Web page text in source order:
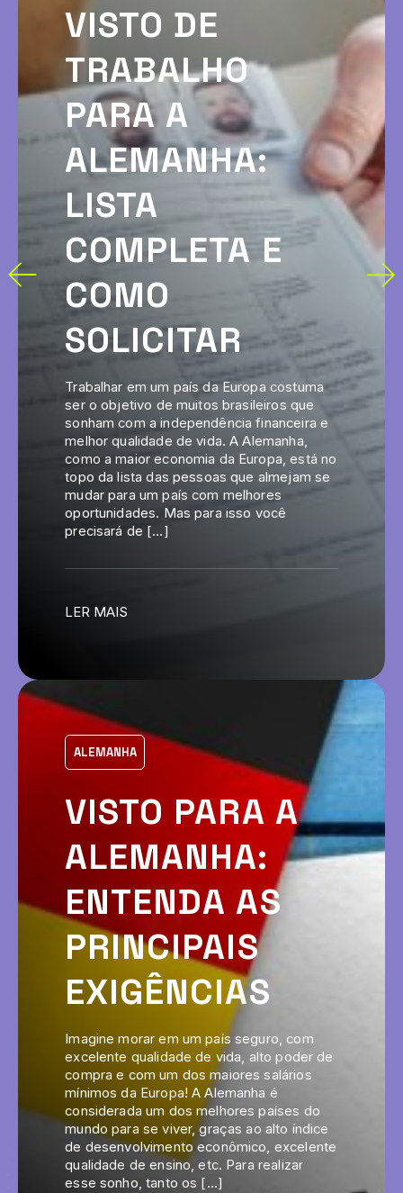
VISTO DE
TRABALHO
PARA A
ALEMANHA:
LISTA
COMPLETA E
COMO
SOLICITAR
Trabalhar em um país da Europa costuma
ser o objetivo de muitos brasileiros que
sonham com a independência financeira e
melhor qualidade de vida. A Alemanha,
como a maior economia da Europa, está no
topo da lista das pessoas que almejam se
mudar para um país com melhores
oportunidades. Mas para isso você
precisará de […]
LER MAIS
ALEMANHA
VISTO PARA A
ALEMANHA:
ENTENDA AS
PRINCIPAIS
EXIGÊNCIAS
Imagine morar em um país seguro, com
excelente qualidade de vida, alto poder de
compra e com um dos maiores salários
mínimos da Europa! A Alemanha é
considerada um dos melhores países do
mundo para se viver, graças ao alto índice
de desenvolvimento econômico, excelente
qualidade de ensino, etc. Para realizar
esse sonho, tanto os […]